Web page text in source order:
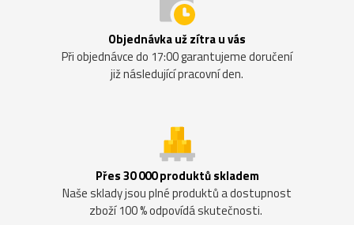
Objednávka už zítra u vás
Při objednávce do 17:00 garantujeme doručení
již následující pracovní den.
Přes 30 000 produktů skladem
Naše sklady jsou plné produktů a dostupnost
zboží 100 % odpovídá skutečnosti.